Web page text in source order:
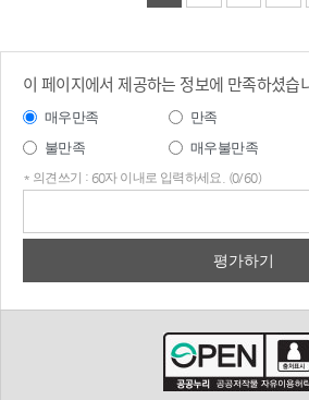
이 페이지에서 제공하는 정보에 만족하셨습
매우만족 만족
불만족
매우불만족
* 의견쓰기 : 60자 이내로 입력하세요. (0/60)